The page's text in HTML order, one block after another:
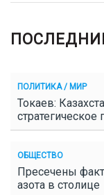
ПОЛИТИКА / МИР
Токаев:
стратегическое
ОБЩЕСТВО
Пресечены
азота в столице